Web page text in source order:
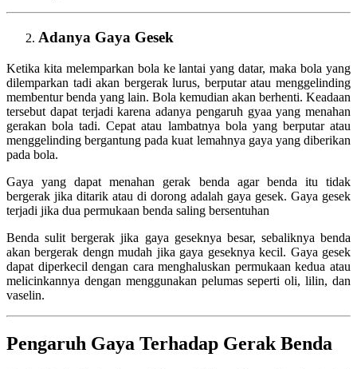
Adanya Gaya Gesek
Ketika kita melemparkan bola ke lantai yang datar, maka bola yang
dilemparkan tadi akan bergerak lurus, berputar atau menggelinding
membentur benda yang lain. Bola kemudian akan berhenti. Keadaan
tersebut dapat terjadi karena adanya pengaruh gyaa yang menahan
gerakan bola tadi. Cepat atau lambatnya bola yang berputar atau
menggelinding bergantung pada kuat lemahnya gaya yang diberikan
pada bola.
Gaya yang dapat menahan gerak benda agar benda itu tidak
bergerak jika ditarik atau di dorong adalah gaya gesek. Gaya gesek
terjadi jika dua permukaan benda saling bersentuhan
Benda sulit bergerak jika gaya geseknya besar, sebaliknya benda
akan bergerak dengn mudah jika gaya geseknya kecil. Gaya gesek
dapat diperkecil dengan cara menghaluskan permukaan kedua atau
melicinkannya dengan menggunakan pelumas seperti oli, lilin, dan
vaselin.
Pengaruh Gaya Terhadap Gerak Benda